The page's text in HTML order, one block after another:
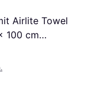
Airlite Towel
100 cm
Grau